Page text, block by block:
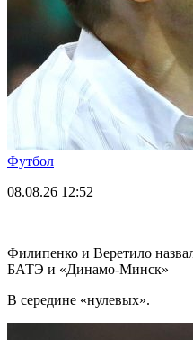
Футбол
08.08.26 12:52
Филипенко и Веретило
БАТЭ и «Динамо-Минск»
В середине «нулевых».